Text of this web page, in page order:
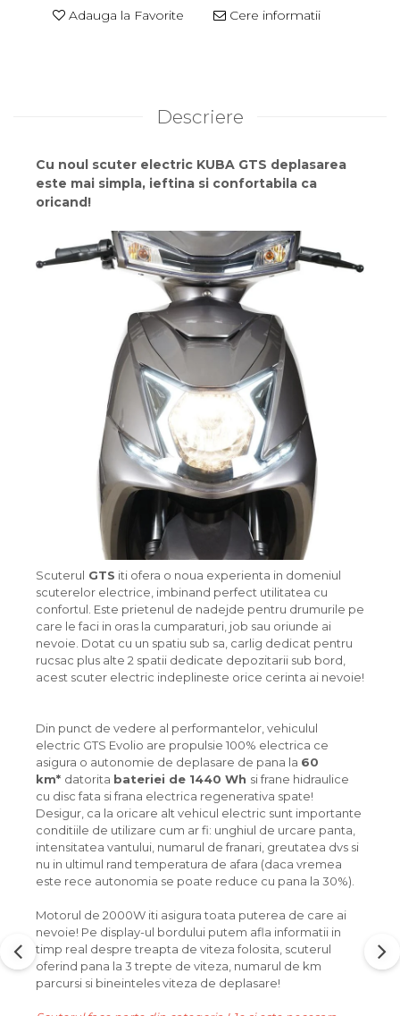
Adauga la Favorite Cere informatii
Descriere
Cu noul scuter electric KUBA GTS deplasarea
este mai simpla, ieftina si confortabila ca
oricand!
Scuterul GTS iti ofera o noua experienta in domeniul
scuterelor electrice, imbinand perfect utilitatea cu
confortul. Este prietenul de nadejde pentru drumurile pe
care le faci in oras la cumparaturi, job sau oriunde ai
nevoie. Dotat cu un spatiu sub sa, carlig dedicat pentru
rucsac plus alte 2 spatii dedicate depozitarii sub bord,
acest scuter electric indeplineste orice cerinta ai nevoie!
Din punct de vedere al performantelor, vehiculul
electric GTS Evolio are propulsie 100% electrica ce
asigura o autonomie de deplasare de pana la 60
km* datorita bateriei de 1440 Wh si frane hidraulice
cu disc fata si frana electrica regenerativa spate!
Desigur, ca la oricare alt vehicul electric sunt importante
conditiile de utilizare cum ar fi: unghiul de urcare panta,
intensitatea vantului, numarul de franari, greutatea dvs si
nu in ultimul rand temperatura de afara (daca vremea
este rece autonomia se poate reduce cu pana la 30%).
Motorul de 2000W iti asigura toata puterea de care ai
nevoie! Pe display-ul bordului putem afla informatii in
timp real despre treapta de viteza folosita, scuterul
oferind pana la 3 trepte de viteza, numarul de km
parcursi si bineinteles viteza de deplasare!